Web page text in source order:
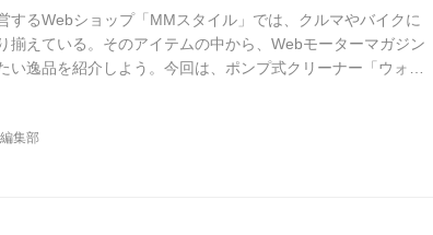
するWebショップ「MMスタイル」では、クルマやバイクに
揃えている。そのアイテムの中から、Webモーターマガジン
い逸品を紹介しよう。今回は、ポンプ式クリーナー「ウォッ
集部